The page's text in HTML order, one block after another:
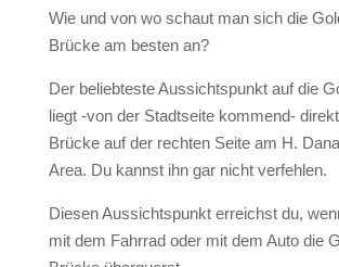
Wie und von wo schaut man sich die
Brücke am besten an?
Der beliebteste Aussichtspunkt auf die
liegt -von der Stadtseite kommend-
Brücke auf der rechten Seite am H.
Area. Du kannst ihn gar nicht verfehlen.
Diesen Aussichtspunkt erreichst du,
mit dem Fahrrad oder mit dem Auto die